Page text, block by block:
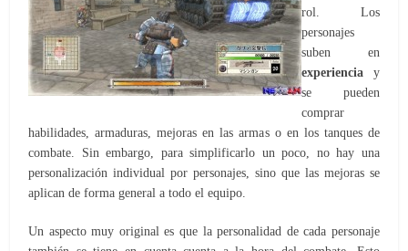
rol. Los
personajes
suben en
experiencia y
se pueden
comprar
habilidades, armaduras, mejoras en las armas o en los tanques de
combate. Sin embargo, para simplificarlo un poco, no hay una
personalización individual por personajes, sino que las mejoras se
aplican de forma general a todo el equipo.
Un aspecto muy original es que la personalidad de cada personaje